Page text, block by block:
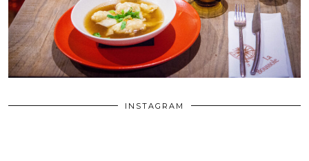
INSTAGRAM